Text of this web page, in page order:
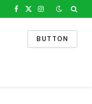
Facebook
X
Instagram
BUTTON